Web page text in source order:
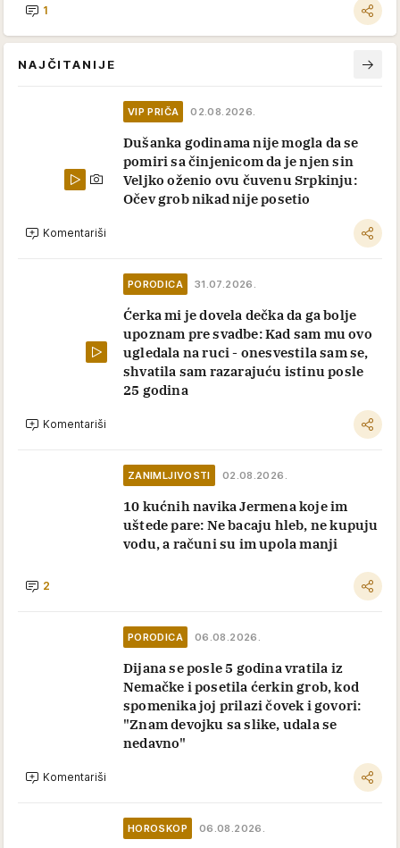
1
NAJČITANIJE
VIP PRIČA 02.08.2026.
Dušanka godinama nije mogla da se
pomiri sa činjenicom da je njen sin
Veljko oženio ovu čuvenu Srpkinju:
Očev grob nikad nije posetio
Komentariši
PORODICA 31.07.2026.
Ćerka mi je dovela dečka da ga bolje
upoznam pre svadbe: Kad sam mu ovo
ugledala na ruci - onesvestila sam se,
shvatila sam razarajuću istinu posle
25 godina
Komentariši
ZANIMLJIVOSTI 02.08.2026.
10 kućnih navika Jermena koje im
uštede pare: Ne bacaju hleb, ne kupuju
vodu, a računi su im upola manji
2
PORODICA 06.08.2026.
Dijana se posle 5 godina vratila iz
Nemačke i posetila ćerkin grob, kod
spomenika joj prilazi čovek i govori:
"Znam devojku sa slike, udala se
nedavno"
Komentariši
HOROSKOP 06.08.2026.